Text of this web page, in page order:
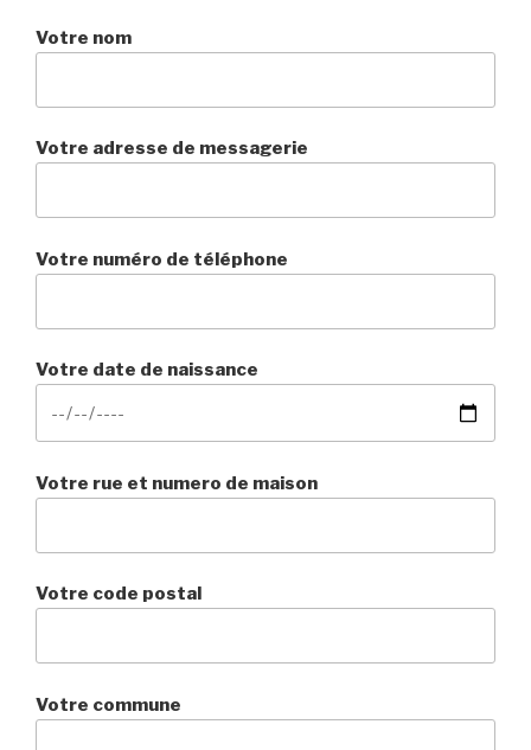
Votre nom
Votre adresse de messagerie
Votre numéro de téléphone
Votre date de naissance
Votre rue et numero de maison
Votre code postal
Votre commune